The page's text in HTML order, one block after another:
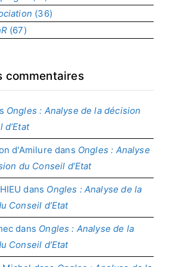
(36)
(67)
commentaires
Ongles : Analyse de la décision
d’Etat
d'Amilure dans Ongles : Analyse
du Conseil d’Etat
dans Ongles : Analyse de la
Conseil d’Etat
dans Ongles : Analyse de la
Conseil d’Etat